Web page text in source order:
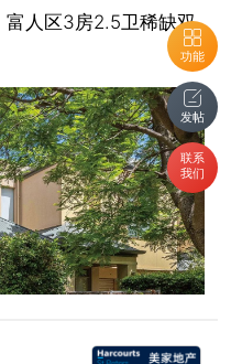
功能
发帖
联系
我们
富人区3房2.5卫稀缺双